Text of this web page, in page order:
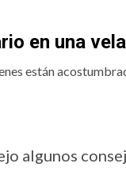
en una
están
algunos